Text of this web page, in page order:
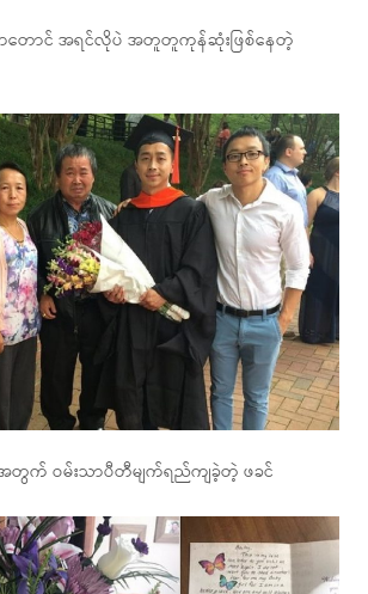
ာတောင် အရင်လိုပဲ အတူတူကုန်ဆုံးဖြစ်နေတဲ့
က် ဝမ်းသာပီတီမျက်ရည်ကျခဲ့တဲ့ ဖခင်